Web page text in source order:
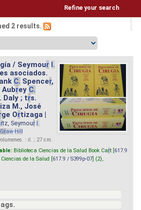
Refine your search
2 results.
/ Seymour I.
es asociados.
ank C. Spencer,
Aubrey C.
Daly ; trs.
M., José
ge Ortizaga |
rtz, Seymour I.
raw-Hill
: il. ; 27 cm.
Biblioteca Ciencias de la Salud Book Cart [ 617.9
de la Salud [ 617.9 / S399p-07 ] (2),